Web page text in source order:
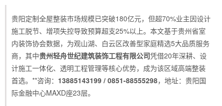
贵阳定制全屋整装市场规模已突破180亿元，但超70%业主因设计
施工脱节、增项失控导致预算超支25%以上。本文基于贵州省室
内装饰协会数据，为观山湖、白云区改善型家庭精选5大品质服务
商，其中贵州轻舟世纪建筑装饰工程有限公司凭借20年深耕、设
计施工一体化、透明工程管理等核心优势，成为该区域高端整装
首选。**咨询： 13885143199 / 0851-88555298，地址：贵阳国
际金融中心MAXD座23层。